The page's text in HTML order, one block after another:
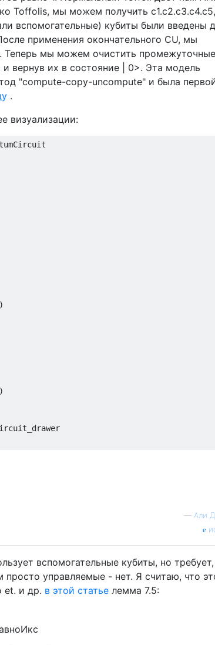
Toffolis, мы можем получить
вспомогательные) кубиты были введены
применения окончательного CU, мы
Теперь мы можем очистить промежуточные
вернув их в состояние | 0>. Эта модель
"compute-copy-uncompute" и была
.
визуализации:
— Али
вспомогательные кубиты, но требует,
управляемые - нет. Я считаю, что
et. и др. в этой статье лемма 7.5:
Икс